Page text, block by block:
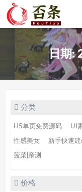
日期:
分类
H5单页免费源码 UI
性感美女 新手快速
菠菜|亲测
价格